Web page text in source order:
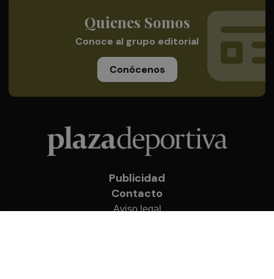
Quienes Somos
Conoce al grupo editorial
Conócenos
Publicidad
Contacto
Aviso legal